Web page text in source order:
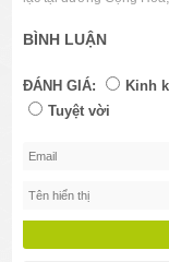
BÌNH LUẬN
ĐÁNH GIÁ: Kinh
Tuyệt vời